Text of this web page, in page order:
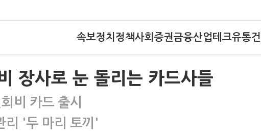
속보정치 정책사회 증권금융산업테크유통
장사로 눈 돌리는 카드사들
비 카드 출시
리 '두 마리 토끼'